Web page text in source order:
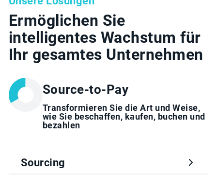
Ermöglichen Sie
intelligentes Wachstum für
Ihr gesamtes Unternehmen
Source-to-Pay
Transformieren Sie die Art und Weise,
wie Sie beschaffen, kaufen, buchen und
bezahlen
Sourcing